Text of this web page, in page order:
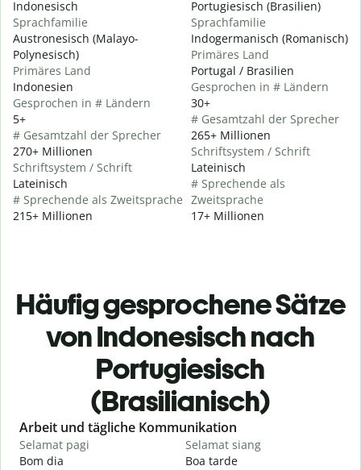
Indonesisch
Sprachfamilie
Austronesisch (Malayo-
Polynesisch)
Primäres Land
Indonesien
Gesprochen in # Ländern
5+
# Gesamtzahl der Sprecher
270+ Millionen
Schriftsystem / Schrift
Lateinisch
# Sprechende als Zweitsprache
215+ Millionen
Portugiesisch (Brasilien)
Sprachfamilie
Indogermanisch (Romanisch)
Primäres Land
Portugal / Brasilien
Gesprochen in # Ländern
30+
# Gesamtzahl der Sprecher
265+ Millionen
Schriftsystem / Schrift
Lateinisch
# Sprechende als
Zweitsprache
17+ Millionen
Häufig gesprochene Sätze
von Indonesisch nach
Portugiesisch
(Brasilianisch)
Slide 1 of 6
Arbeit und tägliche Kommunikation
Selamat pagi
Bom dia
Selamat siang
Boa tarde